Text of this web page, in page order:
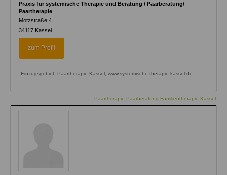
Praxis für systemische Therapie und Beratung / Paarberatung/
Paartherapie
Motzstraße 4
34117 Kassel
zum Profil
Einzugsgebiet: Paartherapie Kassel, www.systemische-therapie-kassel.de
Paartherapie Paarberatung Familientherapie Kassel